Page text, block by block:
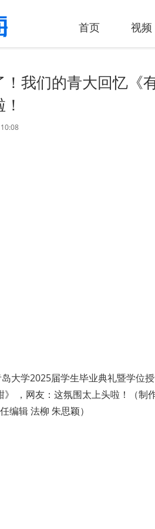
首页 视频
！我们的青大回忆《
大学2025届学生毕业典礼暨学位
》 ，网友：这氛围太上头啦！（制
编辑 法柳 朱思颖）